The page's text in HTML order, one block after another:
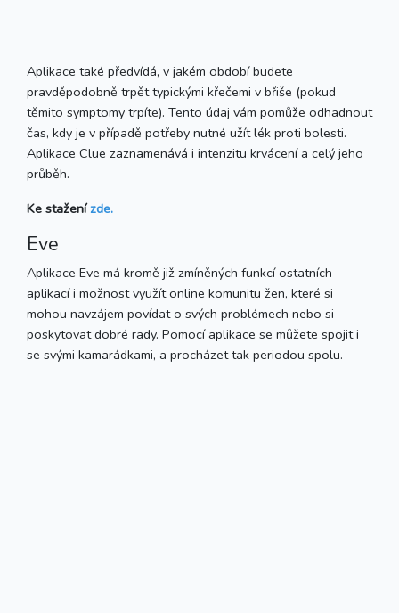
Aplikace také předvídá, v jakém období budete
pravděpodobně trpět typickými křečemi v břiše (pokud
těmito symptomy trpíte). Tento údaj vám pomůže odhadnout
čas, kdy je v případě potřeby nutné užít lék proti bolesti.
Aplikace Clue zaznamenává i intenzitu krvácení a celý jeho
průběh.
Ke staženízde.
Eve
Aplikace Eve má kromě již zmíněných funkcí ostatních
aplikací i možnost využít online komunitu žen, které si
mohou navzájem povídat o svých problémech nebo si
poskytovat dobré rady. Pomocí aplikace se můžete spojit i
se svými kamarádkami, a procházet tak periodou spolu.